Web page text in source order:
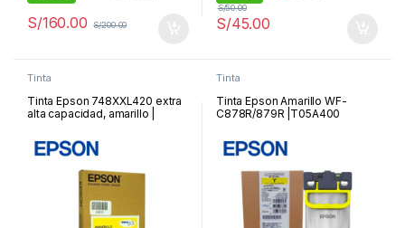
S/160.00 S/200.00 S/45.00
S/50.00
Tinta
Tinta Epson 748XXL420 extra
alta capacidad, amarillo |
Tinta
Tinta Epson Amarillo WF-
C878R/879R |T05A400